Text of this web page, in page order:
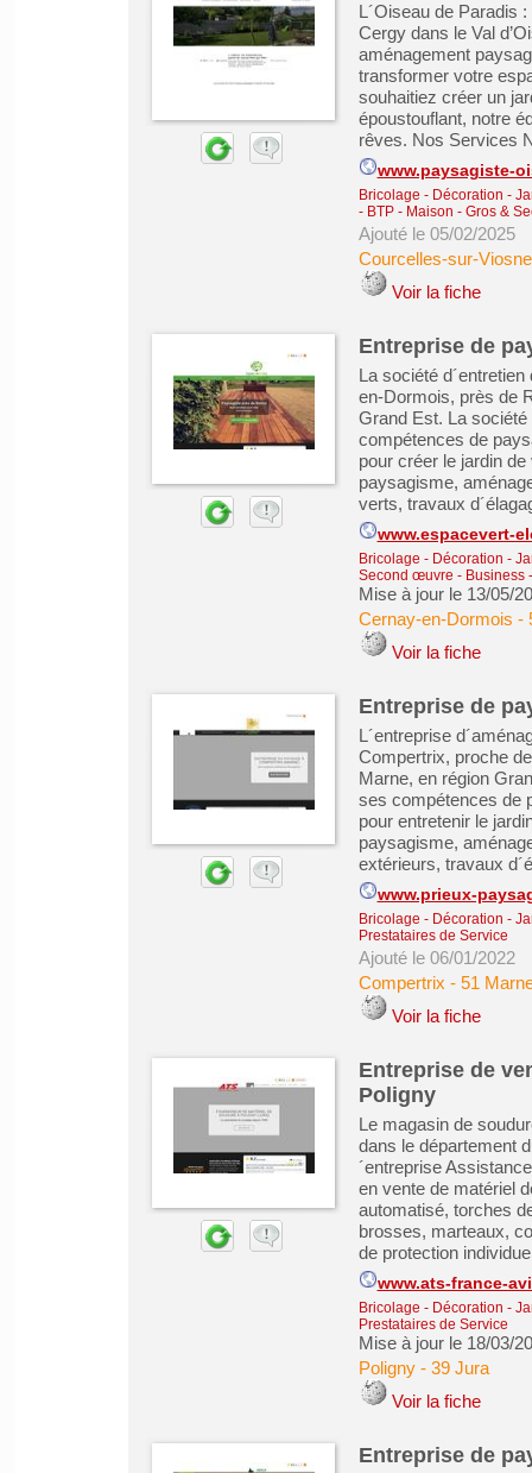
L´Oiseau de Paradis
Cergy dans le Val
aménagement
transformer votre
souhaitiez créer un
époustouflant, notre
rêves. Nos Services
www.paysagiste-
Bricolage - Décoration -
- BTP - Maison - Gros &
Ajouté le 05/02/2025
Courcelles-sur-Viosne
Voir la fiche
Entreprise de
La société
en-Dormois, près de
Grand Est. La
compétences de
pour créer le jardin
paysagisme,
verts, travaux
www.espacevert-
Bricolage - Décoration -
Second œuvre - Business
Mise à jour le 13/05/
Cernay-en-Dormois -
Voir la fiche
Entreprise de
L´entreprise
Compertrix, proche
Marne, en région
ses compétences de
pour entretenir le
paysagisme,
extérieurs, travaux
www.prieux-
Bricolage - Décoration -
Prestataires de Service
Ajouté le 06/01/2022
Compertrix - 51
Voir la fiche
Entreprise de
Poligny
Le magasin de
dans le département
´entreprise
en vente de matériel
automatisé, torches
brosses, marteaux,
de protection
www.ats-france-
Bricolage - Décoration -
Prestataires de Service
Mise à jour le 18/03/
Poligny- 39 Jura
Voir la fiche
Entreprise de